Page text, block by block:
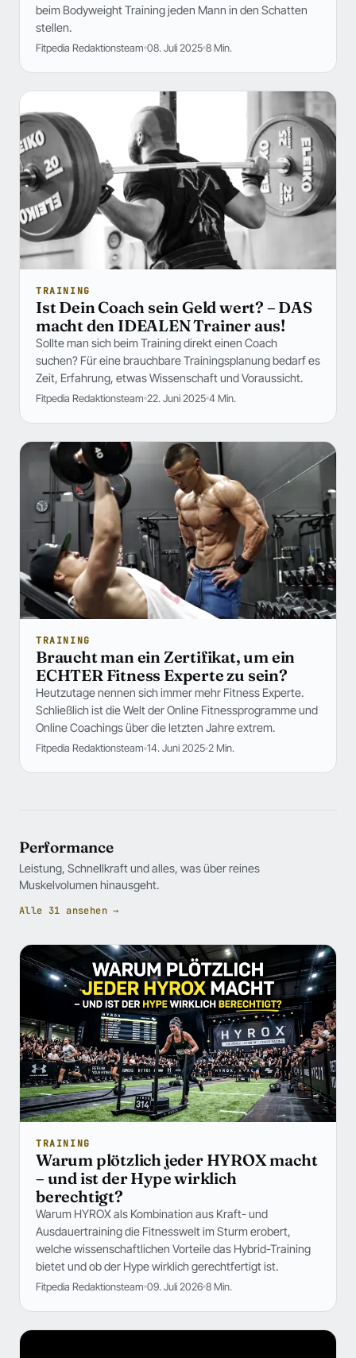
beim Bodyweight Training jeden Mann in den Schatten
stellen.
Fitpedia Redaktionsteam 08. Juli 2025 8 Min.
TRAINING
Ist Dein Coach sein Geld wert? – DAS
macht den IDEALEN Trainer aus!
Sollte man sich beim Training direkt einen Coach
suchen? Für eine brauchbare Trainingsplanung bedarf es
Zeit, Erfahrung, etwas Wissenschaft und Voraussicht.
Fitpedia Redaktionsteam 22. Juni 2025 4 Min.
TRAINING
Braucht man ein Zertifikat, um ein
ECHTER Fitness Experte zu sein?
Heutzutage nennen sich immer mehr Fitness Experte.
Schließlich ist die Welt der Online Fitnessprogramme und
Online Coachings über die letzten Jahre extrem.
Fitpedia Redaktionsteam 14. Juni 2025 2 Min.
Performance
Leistung, Schnellkraft und alles, was über reines
Muskelvolumen hinausgeht.
Alle 31 ansehen →
TRAINING
Warum plötzlich jeder HYROX macht
– und ist der Hype wirklich
berechtigt?
Warum HYROX als Kombination aus Kraft- und
Ausdauertraining die Fitnesswelt im Sturm erobert,
welche wissenschaftlichen Vorteile das Hybrid-Training
bietet und ob der Hype wirklich gerechtfertigt ist.
Fitpedia Redaktionsteam 09. Juli 2026 8 Min.